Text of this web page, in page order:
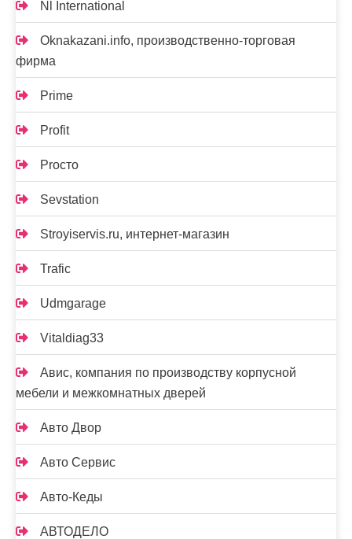
Nl International
Oknakazani.info, производственно-торговая
фирма
Prime
Profit
Proсто
Sevstation
Stroyiservis.ru, интернет-магазин
Trafic
Udmgarage
Vitaldiag33
Авис, компания по производству корпусной
мебели и межкомнатных дверей
Авто Двор
Авто Сервис
Авто-Кеды
АВТОДЕЛО